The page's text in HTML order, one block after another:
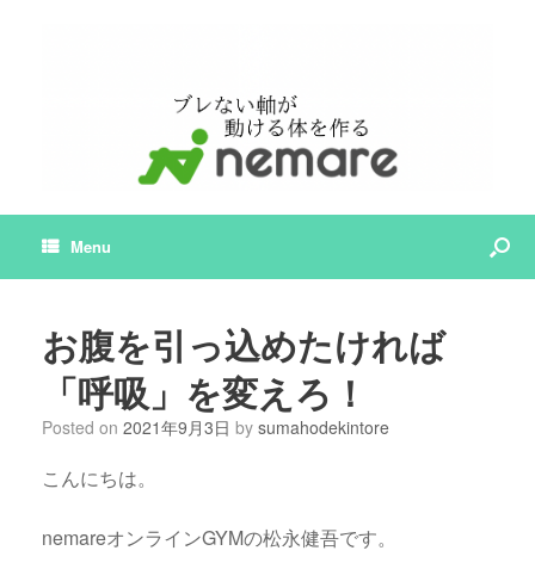
Menu
お腹を引っ込めたければ
「呼吸」を変えろ！
Posted on 2021年9月3日 by sumahodekintore
こんにちは。
nemareオンラインGYMの松永健吾です。